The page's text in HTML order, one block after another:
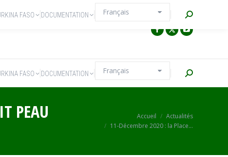
FASO DOCUMENTATION Recherche
PEAU
Accueil
Actualités
11-Décembre 2020 : la Place…
FASO DOCUMENTATION Recherche